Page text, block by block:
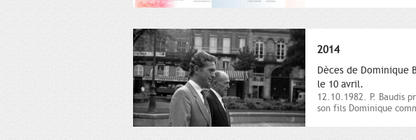
2014
Dèces de Dominique
le 10 avril.
12.10.1982. P. Baudis
son fils Dominique